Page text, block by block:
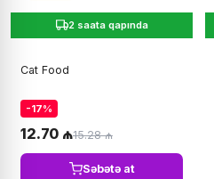
2 saata qapında
Cat Food
-17%
12.70 ₼15.28 ₼
Səbətə at